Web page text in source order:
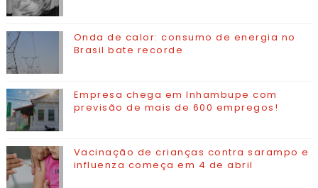
Onda de calor: consumo de energia no
Brasil bate recorde
Empresa chega em Inhambupe com
previsão de mais de 600 empregos!
Vacinação de crianças contra sarampo e
influenza começa em 4 de abril